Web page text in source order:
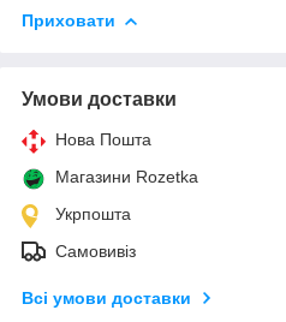
Приховати
Умови доставки
Нова Пошта
Магазини Rozetka
Укрпошта
Самовивіз
Всі умови доставки